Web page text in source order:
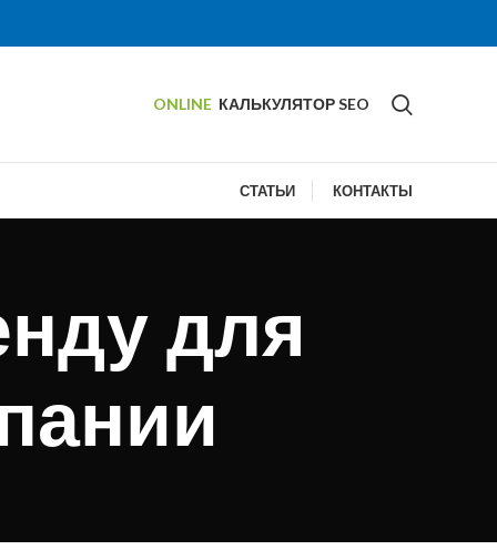
ONLINE КАЛЬКУЛЯТОР SEO
СТАТЬИ КОНТАКТЫ
для